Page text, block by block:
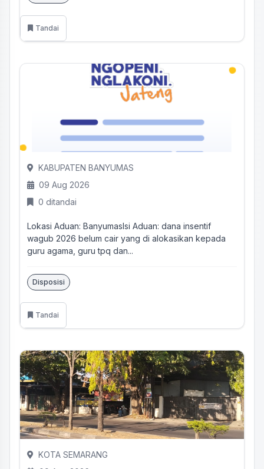
Tandai
KABUPATEN BANYUMAS
09 Aug 2026
0 ditandai
Lokasi Aduan: BanyumasIsi Aduan: dana insentif
wagub 2026 belum cair yang di alokasikan kepada
guru agama, guru tpq dan...
Disposisi
Tandai
KOTA SEMARANG